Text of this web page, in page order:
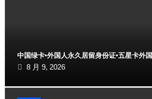
中国绿卡•外国人永久居留身份证•五星卡外
8 月 9, 2026